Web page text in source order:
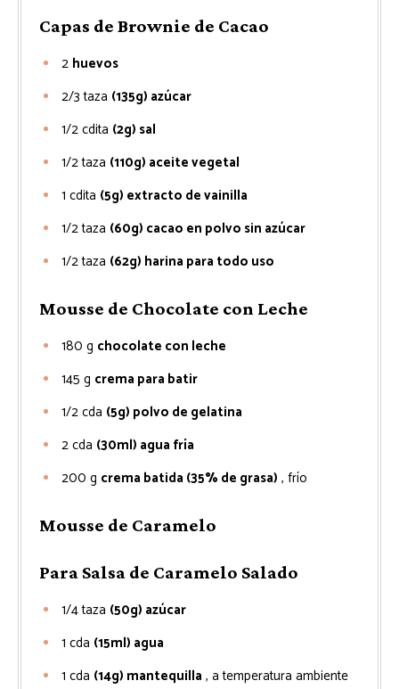
Capas de Brownie de Cacao
2 huevos
2/3 taza (135g) azúcar
1/2cdita (2g) sal
1/2taza (110g) aceite vegetal
1 cdita (5g) extracto de vainilla
1/2taza (60g) cacao en polvo sin azúcar
1/2taza (62g) harina para todo uso
Mousse de Chocolate con Leche
180 g chocolate con leche
145 g crema para batir
1/2cda (5g) polvo de gelatina
2cda (30ml) agua fría
200 g crema batida (35% de grasa) , frío
Mousse de Caramelo
Para Salsa de Caramelo Salado
1/4taza (50g) azúcar
1 cda (15ml) agua
1 cda (14g) mantequilla , a temperatura ambiente